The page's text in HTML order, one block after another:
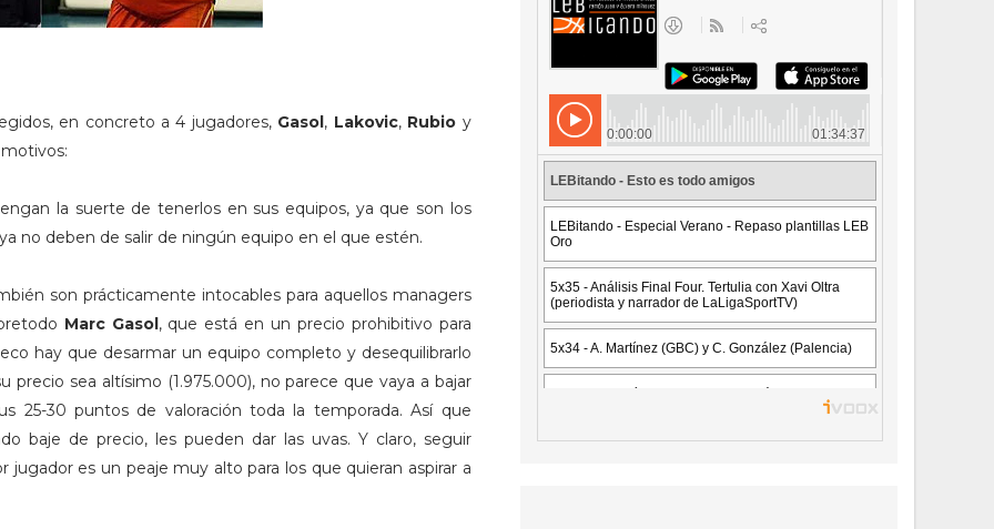
en concreto a 4 jugadores, Gasol, Lakovic, Rubio y
la suerte de tenerlos en sus equipos, ya que son los
no deben de salir de ningún equipo en el que estén.
son prácticamente intocables para aquellos managers
Marc Gasol, que está en un precio prohibitivo para
hay que desarmar un equipo completo y desequilibrarlo
precio sea altísimo (1.975.000), no parece que vaya a bajar
25-30 puntos de valoración toda la temporada. Así que
baje de precio, les pueden dar las uvas. Y claro, seguir
jugador es un peaje muy alto para los que quieran aspirar a